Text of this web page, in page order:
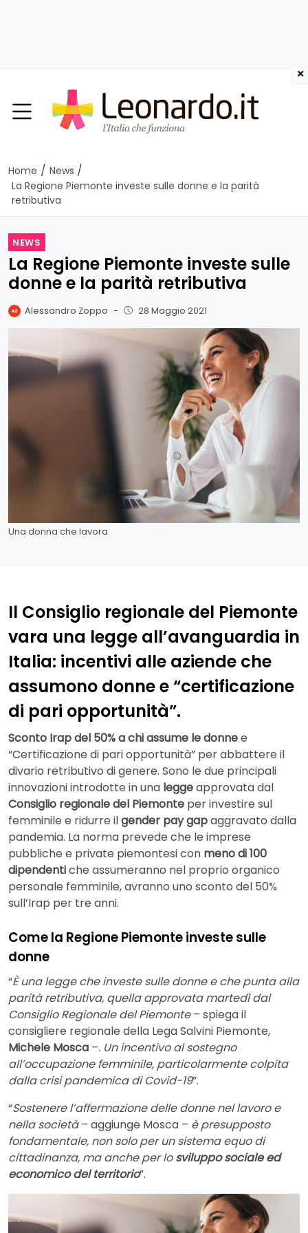
Home / News /
La Regione Piemonte investe sulle donne e la parità
retributiva
NEWS
La Regione Piemonte investe sulle
donne e la parità retributiva
Alessandro Zoppo - 28 Maggio 2021
Una donna che lavora
Il Consiglio regionale del Piemonte
vara una legge all’avanguardia in
Italia: incentivi alle aziende che
assumono donne e “certificazione
di pari opportunità”.
Sconto Irap del 50% a chi assume le donnee
“Certificazione di pari opportunità” per abbattere il
divario retributivo di genere. Sono le due principali
innovazioni introdotte in una leggeapprovata dal
Consiglio regionale del Piemonte per investire sul
femminile e ridurre ilgender pay gapaggravato dalla
pandemia. La norma prevede che le imprese
pubbliche e private piemontesi con meno di 100
dipendentiche assumeranno nel proprio organico
personale femminile, avranno uno sconto del 50%
sull’Irap per tre anni.
Come la Regione Piemonte investe sulle
donne
“È una legge che investe sulle donne e che punta alla
parità retributiva, quella approvata martedì dal
Consiglio Regionale del Piemonte– spiega il
consigliere regionale della Lega Salvini Piemonte,
Michele Mosca –. Un incentivo al sostegno
all’occupazione femminile, particolarmente colpita
dalla crisi pandemica di Covid-19”.
“Sostenere l’affermazione delle donne nel lavoro e
nella società– aggiunge Mosca – è presupposto
fondamentale, non solo per un sistema equo di
cittadinanza, ma anche per losviluppo sociale ed
economico del territorio”.
×